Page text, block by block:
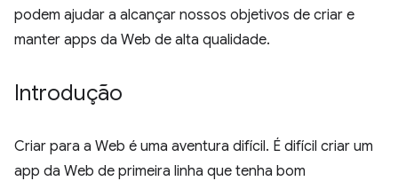
podem ajudar a alcançar nossos objetivos de criar e
manter apps da Web de alta qualidade.
Introdução
Criar para a Web é uma aventura difícil. É difícil criar um
app da Web de primeira linha que tenha bom